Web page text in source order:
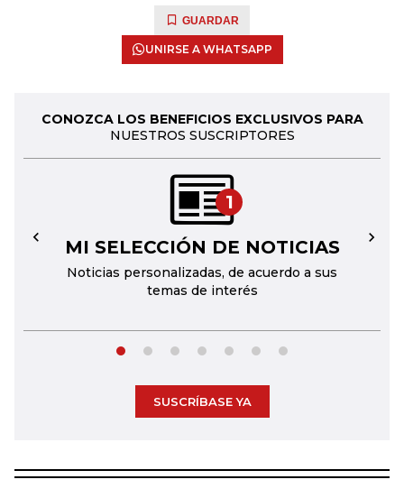
GUARDAR
UNIRSE A WHATSAPP
CONOZCA LOS BENEFICIOS EXCLUSIVOS PARA
NUESTROS SUSCRIPTORES
1
MI SELECCIÓN DE NOTICIAS
Noticias personalizadas, de acuerdo a sus
temas de interés
← →
SUSCRÍBASE YA